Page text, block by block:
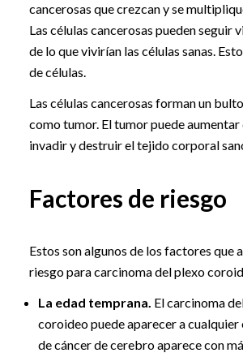
cancerosas que crezcan y se
Las células cancerosas pueden seguir
de lo que vivirían las células sanas.
de células.
Las células cancerosas forman un
como tumor. El tumor puede aumentar
invadir y destruir el tejido corporal
Factores de riesgo
Estos son algunos de los factores que
riesgo para carcinoma del plexo
La edad temprana. El carcinoma
coroideo puede aparecer a cualquier
de cáncer de cerebro aparece con